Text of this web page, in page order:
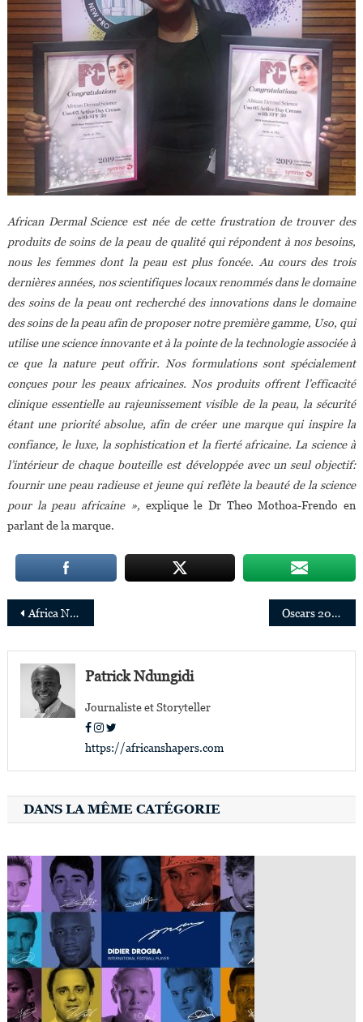
African Dermal Science est née de cette frustration de trouver des
produits de soins de la peau de qualité qui répondent à nos besoins,
nous les femmes dont la peau est plus foncée. Au cours des trois
dernières années, nos scientifiques locaux renommés dans le domaine
des soins de la peau ont recherché des innovations dans le domaine
des soins de la peau afin de proposer notre première gamme, Uso, qui
utilise une science innovante et à la pointe de la technologie associée à
ce que la nature peut offrir. Nos formulations sont spécialement
conçues pour les peaux africaines. Nos produits offrent l’efficacité
clinique essentielle au rajeunissement visible de la peau, la sécurité
étant une priorité absolue, afin de créer une marque qui inspire la
confiance, le luxe, la sophistication et la fierté africaine. La science à
l’intérieur de chaque bouteille est développée avec un seul objectif:
fournir une peau radieuse et jeune qui reflète la beauté de la science
pour la peau africaine », explique le Dr Theo Mothoa-Frendo en
parlant de la marque.
Navigation
de
l’article
Africa Netpreneur Prize : les dix finalistes sont connus Oscars 2020 : dix films africains présentés dans la catégorie « Meilleur film international »
Patrick Ndungidi
Journaliste et Storyteller
https://africanshapers.com
DANS LA MÊME CATÉGORIE